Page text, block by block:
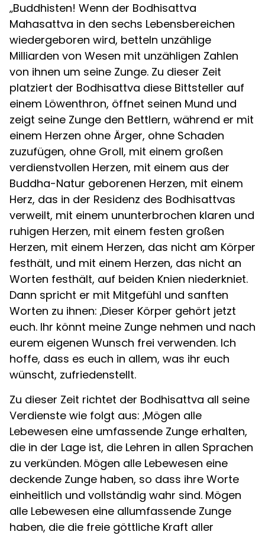
„Buddhisten! Wenn der Bodhisattva
Mahasattva in den sechs Lebensbereichen
wiedergeboren wird, betteln unzählige
Milliarden von Wesen mit unzähligen Zahlen
von ihnen um seine Zunge. Zu dieser Zeit
platziert der Bodhisattva diese Bittsteller auf
einem Löwenthron, öffnet seinen Mund und
zeigt seine Zunge den Bettlern, während er mit
einem Herzen ohne Ärger, ohne Schaden
zuzufügen, ohne Groll, mit einem großen
verdienstvollen Herzen, mit einem aus der
Buddha-Natur geborenen Herzen, mit einem
Herz, das in der Residenz des Bodhisattvas
verweilt, mit einem ununterbrochen klaren und
ruhigen Herzen, mit einem festen großen
Herzen, mit einem Herzen, das nicht am Körper
festhält, und mit einem Herzen, das nicht an
Worten festhält, auf beiden Knien niederkniet.
Dann spricht er mit Mitgefühl und sanften
Worten zu ihnen: ‚Dieser Körper gehört jetzt
euch. Ihr könnt meine Zunge nehmen und nach
eurem eigenen Wunsch frei verwenden. Ich
hoffe, dass es euch in allem, was ihr euch
wünscht, zufriedenstellt.
Zu dieser Zeit richtet der Bodhisattva all seine
Verdienste wie folgt aus: ‚Mögen alle
Lebewesen eine umfassende Zunge erhalten,
die in der Lage ist, die Lehren in allen Sprachen
zu verkünden. Mögen alle Lebewesen eine
deckende Zunge haben, so dass ihre Worte
einheitlich und vollständig wahr sind. Mögen
alle Lebewesen eine allumfassende Zunge
haben, die die freie göttliche Kraft aller